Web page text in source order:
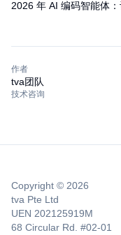
2026 年 AI 编码智能体
作者
tva团队
技术咨询
Copyright © 2026
tva Pte Ltd
UEN 202125919M
68 Circular Rd. #02-01